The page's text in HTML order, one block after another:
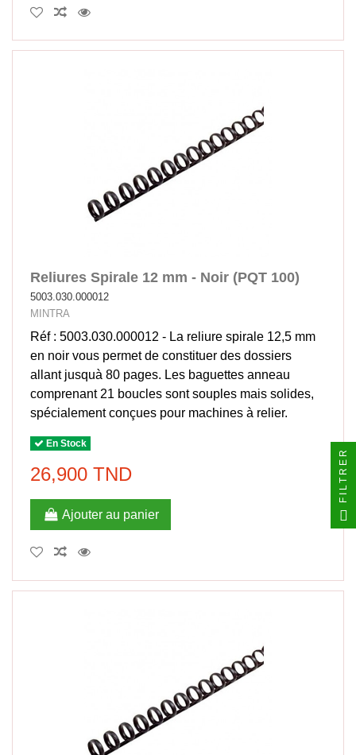
Reliures Spirale 12 mm - Noir (PQT 100)
5003.030.000012
MINTRA
Réf : 5003.030.000012 - La reliure spirale 12,5 mm
en noir vous permet de constituer des dossiers
allant jusquà 80 pages. Les baguettes anneau
comprenant 21 boucles sont souples mais solides,
spécialement conçues pour machines à relier.
En Stock
26,900 TND
Ajouter au panier
FILTRER